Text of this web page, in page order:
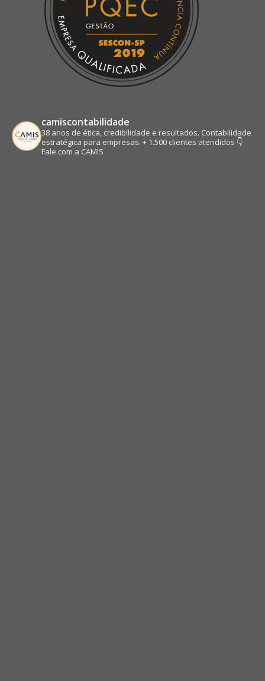
camiscontabilidade
38 anos de ética, credibilidade e resultados. Contabilidade
estratégica para empresas. + 1.500 clientes atendidos 👇
Fale com a CAMIS